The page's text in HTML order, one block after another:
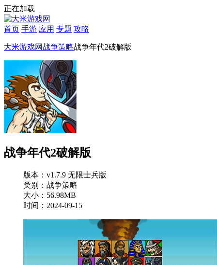
正在加载
首页 手游 应用 专题 攻略
大米游戏网战争策略战争年代2破解版
战争年代2破解版
版本：v1.7.9 无限士兵版
类别：战争策略
大小：56.98MB
时间：2024-09-15